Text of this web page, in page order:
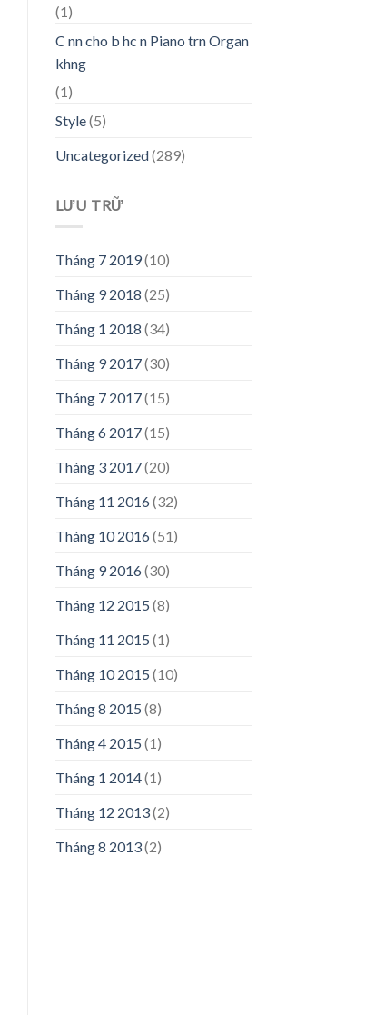
(1)
C nn cho b hc n Piano trn Organ
khng
(1)
Style(5)
Uncategorized(289)
LƯU TRỮ
Tháng 7 2019(10)
Tháng 9 2018 (25)
Tháng 1 2018 (34)
Tháng 9 2017(30)
Tháng 7 2017(15)
Tháng 6 2017(15)
Tháng 3 2017(20)
Tháng 11 2016(32)
Tháng 10 2016(51)
Tháng 9 2016(30)
Tháng 12 2015 (8)
Tháng 11 2015 (1)
Tháng 10 2015 (10)
Tháng 8 2015 (8)
Tháng 4 2015 (1)
Tháng 1 2014(1)
Tháng 12 2013(2)
Tháng 8 2013(2)